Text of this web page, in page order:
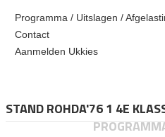
Programma / Uitslagen /
Contact
Aanmelden Ukkies
STAND ROHDA'76 1 4E